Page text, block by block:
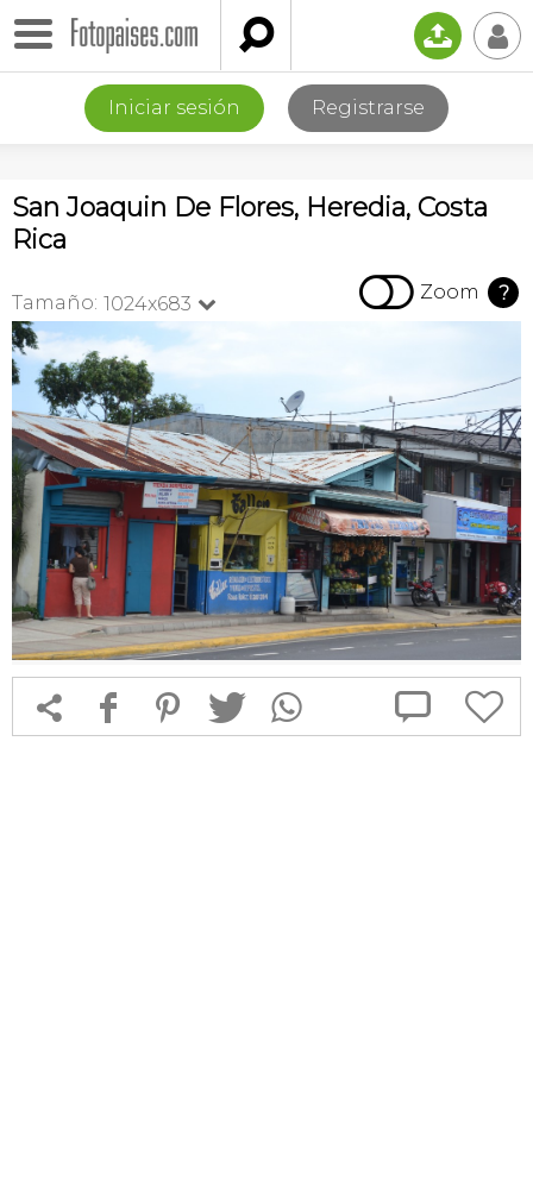
 📤 👤
Iniciar sesión Registrarse
San Joaquin De Flores, Heredia, Costa
Rica
Tamaño: 1024x683   Zoom ?
 f 1 T  